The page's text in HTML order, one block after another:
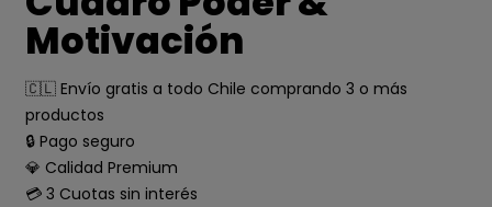
Motivación
🇨🇱 Envío gratis a todo Chile comprando 3 o más
productos
🔒 Pago seguro
💎 Calidad Premium
💳 3 Cuotas sin interés